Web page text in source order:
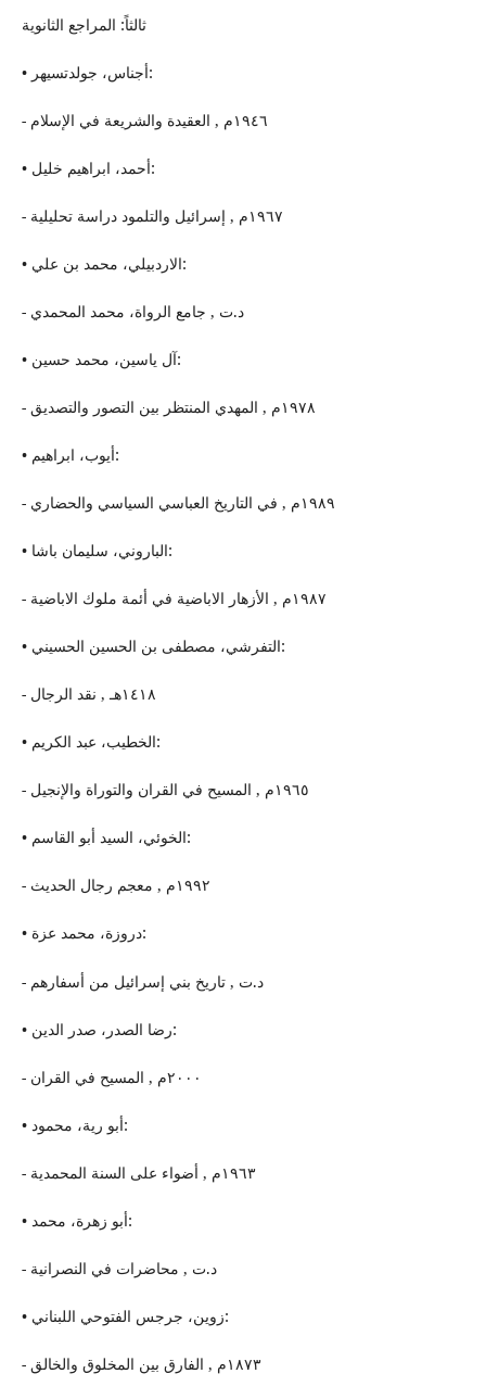
ثالثاً: المراجع الثانوية
• أجناس، جولدتسيهر:
- ١٩٤٦م , العقیدة والشریعة في الإسلام
• أحمد، ابراهيم خلیل:
- ١٩٦٧م , إسرائیل والتلمود دراسة تحلیلیة
• الاردبیلي، محمد بن علي:
- د.ت , جامع الرواة، محمد المحمدي
• آل یاسین، محمد حسین:
- ١٩٧٨م , المهدي المنتظر بین التصور والتصدیق
• أیوب، ابراهيم:
- ١٩٨٩م , في التاریخ العباسي السیاسي والحضاري
• الباروني، سلیمان باشا:
- ١٩٨٧م , الأزهار الاباضیة في أئمة ملوك الاباضیة
• التفرشي، مصطفى بن الحسین الحسیني:
- ١٤١٨هـ , نقد الرجال
• الخطیب، عبد الكریم:
- ١٩٦٥م , المسیح في القران والتوراة والإنجیل
• الخوئي، السید أبو القاسم:
- ١٩٩٢م , معجم رجال الحدیث
• دروزة، محمد عزة:
- د.ت , تاریخ بني إسرائیل من أسفارهم
• رضا الصدر، صدر الدین:
- ٢٠٠٠م , المسیح في القران
• أبو ریة، محمود:
- ١٩٦٣م , أضواء على السنة المحمدیة
• أبو زهرة، محمد:
- د.ت , محاضرات في النصرانیة
• زوین، جرجس الفتوحي اللبناني:
- ١٨٧٣م , الفارق بین المخلوق والخالق